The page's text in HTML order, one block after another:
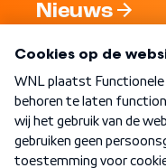
Nieuws
Nieuwsbrief
Word Lid